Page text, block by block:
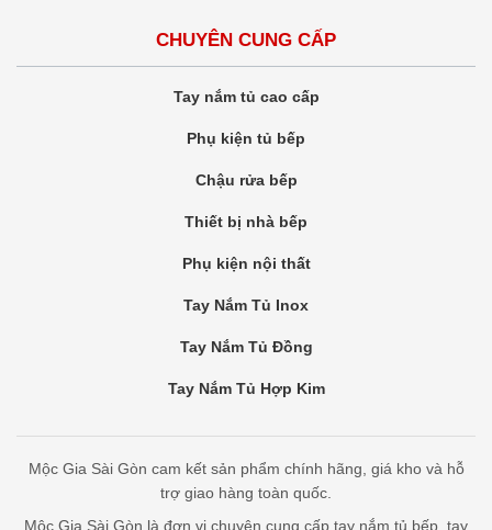
CHUYÊN CUNG CẤP
Tay nắm tủ cao cấp
Phụ kiện tủ bếp
Chậu rửa bếp
Thiết bị nhà bếp
Phụ kiện nội thất
Tay Nắm Tủ Inox
Tay Nắm Tủ Đồng
Tay Nắm Tủ Hợp Kim
Mộc Gia Sài Gòn cam kết sản phẩm chính hãng, giá kho và hỗ
trợ giao hàng toàn quốc.
Mộc Gia Sài Gòn là đơn vị chuyên cung cấp tay nắm tủ bếp, tay